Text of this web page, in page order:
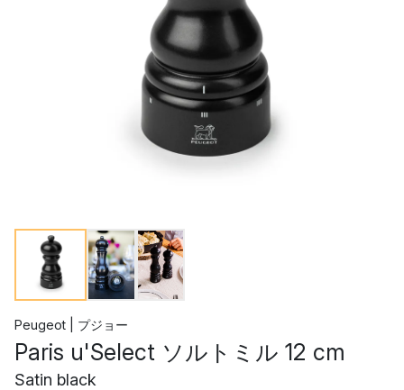
Peugeot | プジョー
Paris u'Select ソルトミル 12 cm
Satin black